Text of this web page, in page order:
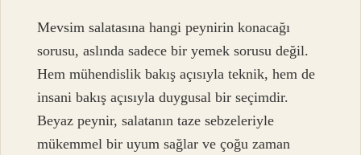
Mevsim salatasına hangi peynirin konacağı
sorusu, aslında sadece bir yemek sorusu değil.
Hem mühendislik bakış açısıyla teknik, hem de
insani bakış açısıyla duygusal bir seçimdir.
Beyaz peynir, salatanın taze sebzeleriyle
mükemmel bir uyum sağlar ve çoğu zaman